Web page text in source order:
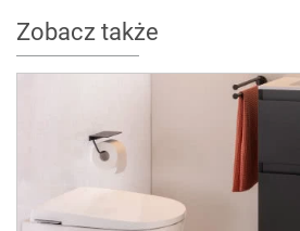
Zobacz także